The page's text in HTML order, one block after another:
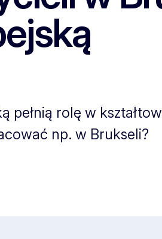
pełnią rolę w
np. w Brukseli?